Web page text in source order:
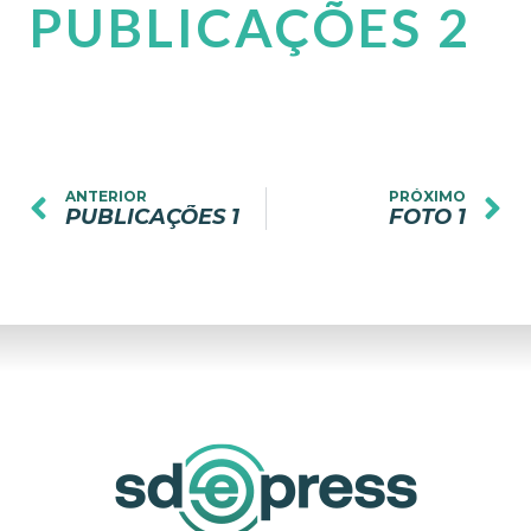
PUBLICAÇÕES 2
ANTERIOR
PUBLICAÇÕES 1
PRÓXIMO
FOTO 1